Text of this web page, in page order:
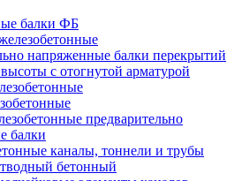
балки ФБ
напряженные балки перекрытий
с отогнутой арматурой
предварительно
балки
каналы, тоннели и трубы
бетонный